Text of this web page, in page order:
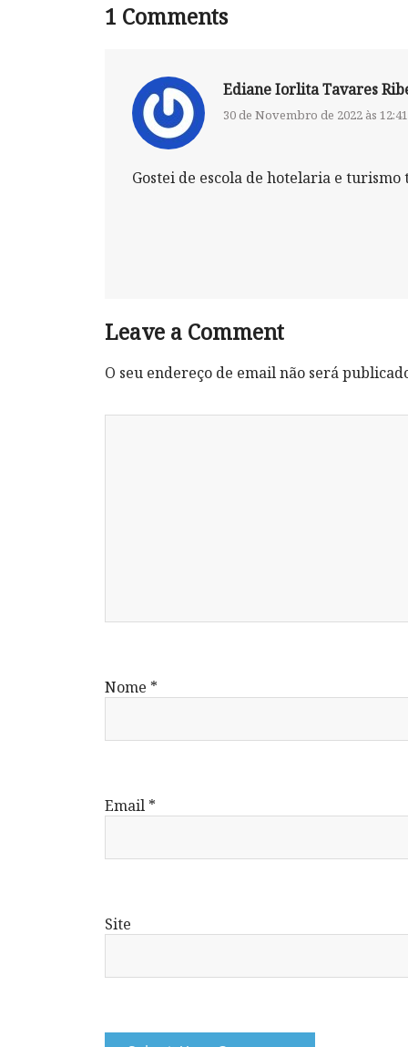
1 Comments
Ediane Iorlita Tavares
30 de Novembro de 2022 às 12:41
Gostei de escola de hotelaria e turismo
Leave a Comment
O seu endereço de email não será
Nome *
Email *
Site